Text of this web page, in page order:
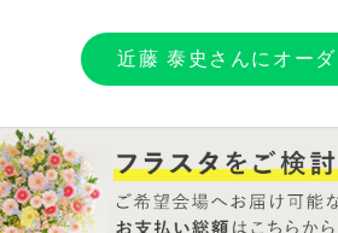
近藤 泰史さんにオーダ